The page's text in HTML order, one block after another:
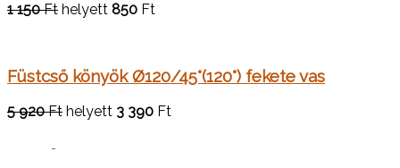
1 150 Ft helyett 850 Ft
Füstcső könyök Ø120/45°(120°) fekete vas
5 920 Ft helyett 3 390 Ft